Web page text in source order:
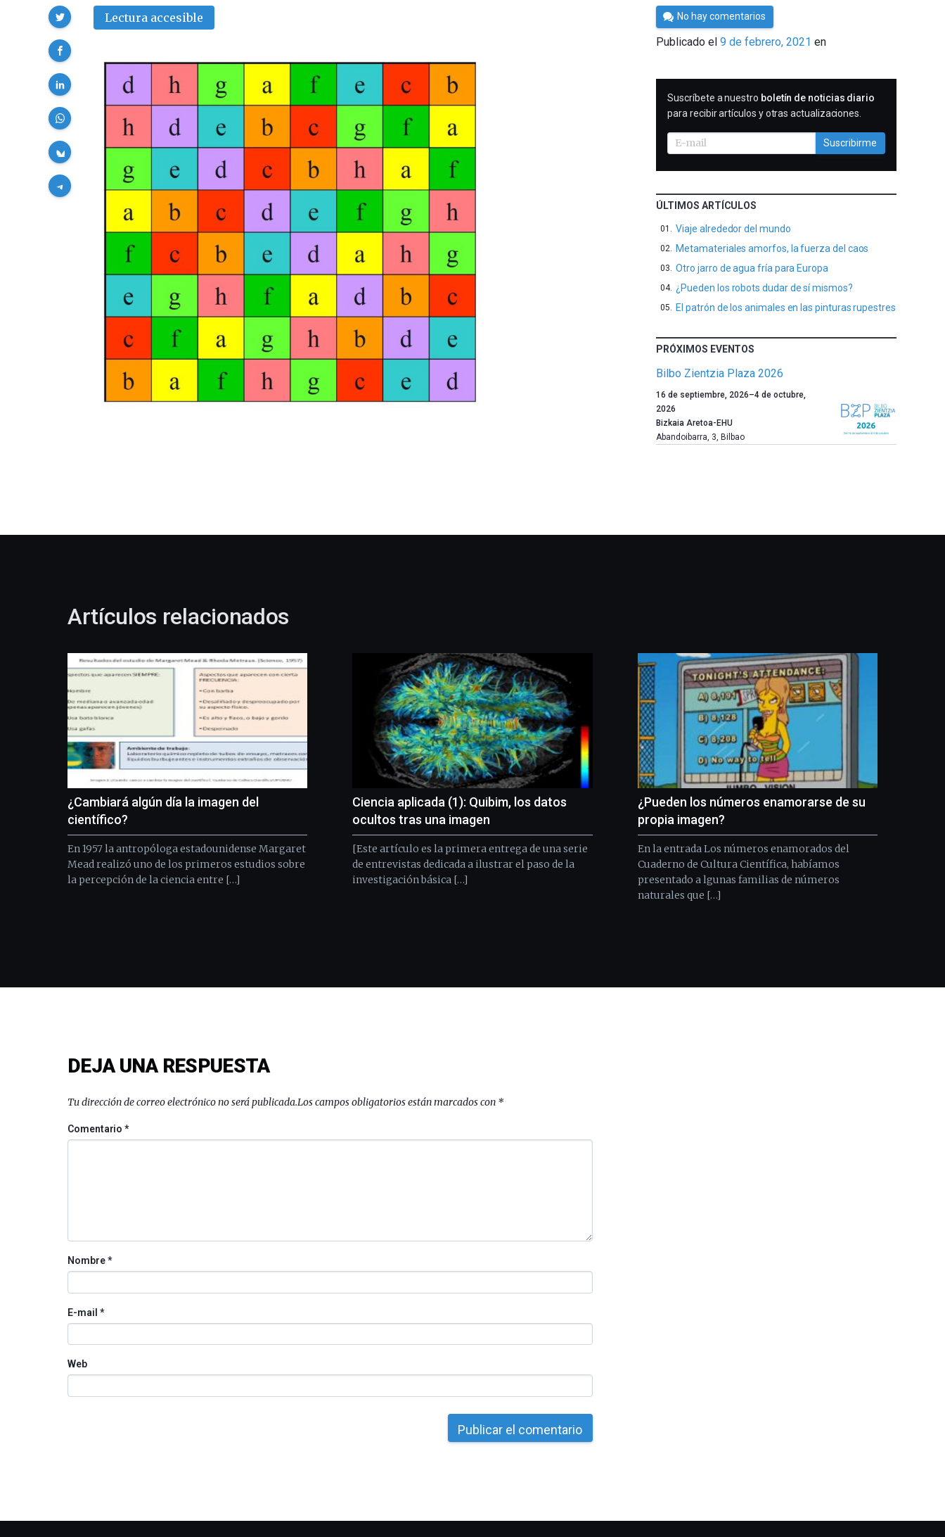
Lectura accesible
Compartir
Por
César
Tomé
No hay comentarios
Publicado el9 de febrero, 2021 en
SUSCRIBIRME
Suscríbete a nuestro boletín de noticias diario
para recibir artículos y otras actualizaciones.
Suscribirme
ÚLTIMOS ARTÍCULOS
Viaje alrededor del mundo
Metamateriales amorfos, la fuerza del caos
Otro jarro de agua fría para Europa
¿Pueden los robots dudar de sí mismos?
El patrón de los animales en las pinturas rupestres
PRÓXIMOS EVENTOS
Bilbo Zientzia Plaza 2026
Un
año
más,
Bilbao
la
Plaza
festival
ciudad
de
monólogos,
exposiciones,
conferencias,
y
espectáculos
del
de
16 de septiembre, 2026–4 de octubre,
2026
Bizkaia Aretoa-EHU
Abandoibarra, 3, Bilbao
Artículos relacionados
¿Cambiará algún día la imagen del
científico?
En 1957 la antropóloga estadounidense Margaret
Mead realizó uno de los primeros estudios sobre
la percepción de la ciencia entre […]
Ciencia aplicada (1): Quibim, los datos
ocultos tras una imagen
[Este artículo es la primera entrega de una serie
de entrevistas dedicada a ilustrar el paso de la
investigación básica […]
¿Pueden los números enamorarse de su
propia imagen?
En la entrada Los números enamorados del
Cuaderno de Cultura Científica, habíamos
presentado a lgunas familias de números
naturales que […]
DEJA UNA RESPUESTA
Tu dirección de correo electrónico no será publicada.Los campos obligatorios están marcados con *
Comentario*
Nombre*
E-mail *
Web